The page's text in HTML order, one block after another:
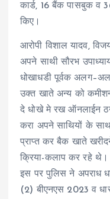
कार्ड, 16 बैंक पासबुक व
किए।
आरोपी विशाल यादव,
अपने साथी सौरभ
धोखाधडी पूर्वक
उक्त खाते अन्य को
दे धोखे मे रख ऑनलाईन
करा अपने साथियों के
प्राप्त कर बैक खाते
क्रिया-कलाप कर रहे थे।
इस पर पुलिस ने अपराध
(2) बीएनएस 2023 व